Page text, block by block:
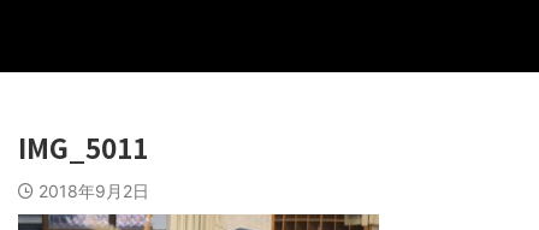
IMG_5011
2018年9月2日